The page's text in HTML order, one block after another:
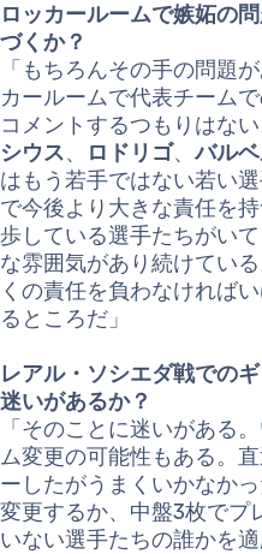
ロッカールームで嫉妬の
づくか？
「もちろんその手の問題
カールームで代表チーム
コメントするつもりはな
シウス、 ロドリゴ、バル
はもう若手ではない若い
で今後より大きな責任を
歩している選手たちがい
な雰囲気があり続けてい
くの責任を負わなければ
るところだ」
レアル・ソシエダ戦での
迷いがあるか？
「そのことに迷いがある
ム変更の可能性もある。
ーしたがうまくいかなか
変更するか、中盤3枚でプ
いない選手たちの誰かを適